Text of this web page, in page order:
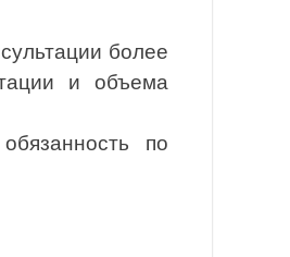
более
и объема
по